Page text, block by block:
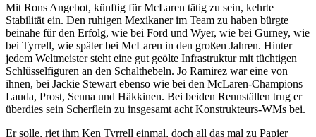
Mit Rons Angebot, künftig für McLaren tätig zu sein, kehrte
Stabilität ein. Den ruhigen Mexikaner im Team zu haben bürgte
beinahe für den Erfolg, wie bei Ford und Wyer, wie bei Gurney, wie
bei Tyrrell, wie später bei McLaren in den großen Jahren. Hinter
jedem Weltmeister steht eine gut geölte Infrastruktur mit tüchtigen
Schlüsselfiguren an den Schalthebeln. Jo Ramirez war eine von
ihnen, bei Jackie Stewart ebenso wie bei den McLaren-Champions
Lauda, Prost, Senna und Häkkinen. Bei beiden Rennställen trug er
überdies sein Scherflein zu insgesamt acht Konstrukteurs-WMs bei.
Er solle, riet ihm Ken Tyrrell einmal, doch all das mal zu Papier